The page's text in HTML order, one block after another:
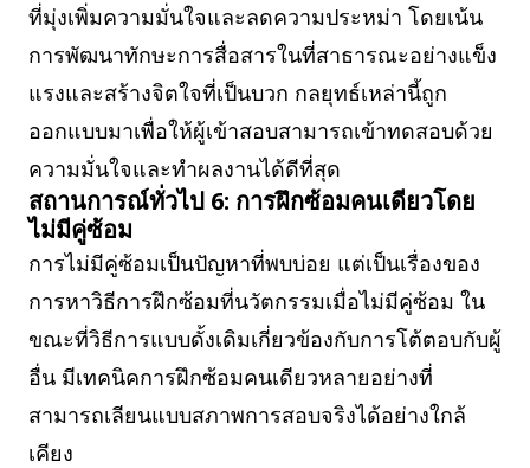
ที่มุ่งเพิ่มความมั่นใจและลดความประหม่า โดยเน้น
การพัฒนาทักษะการสื่อสารในที่สาธารณะอย่างแข็ง
แรงและสร้างจิตใจที่เป็นบวก กลยุทธ์เหล่านี้ถูก
ออกแบบมาเพื่อให้ผู้เข้าสอบสามารถเข้าทดสอบด้วย
ความมั่นใจและทำผลงานได้ดีที่สุด
สถานการณ์ทั่วไป 6: การฝึกซ้อมคนเดียวโดย
ไม่มีคู่ซ้อม
การไม่มีคู่ซ้อมเป็นปัญหาที่พบบ่อย แต่เป็นเรื่องของ
การหาวิธีการฝึกซ้อมที่นวัตกรรมเมื่อไม่มีคู่ซ้อม ใน
ขณะที่วิธีการแบบดั้งเดิมเกี่ยวข้องกับการโต้ตอบกับผู้
อื่น มีเทคนิคการฝึกซ้อมคนเดียวหลายอย่างที่
สามารถเลียนแบบสภาพการสอบจริงได้อย่างใกล้
เคียง